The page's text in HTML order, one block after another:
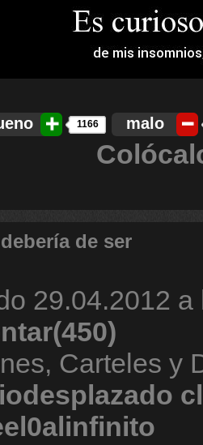
1166 malo
de ser
29.04.2012 a
Carteles y